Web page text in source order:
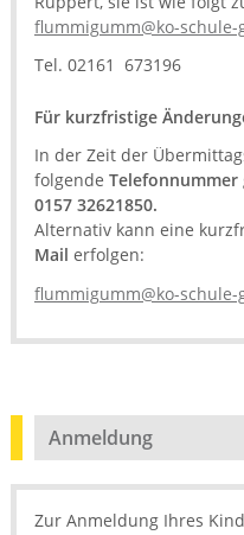
flummigumm@ko-schule-
Tel. 02161 673196
Für kurzfristige
In der Zeit der
folgende Telefonnummer
0157 32621850.
Alternativ kann eine
Mail erfolgen:
flummigumm@ko-schule-
Anmeldung
Zur Anmeldung Ihres